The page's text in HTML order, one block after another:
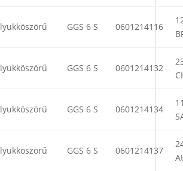
lyukköszörű GGS 6 S 0601214116
lyukköszörű GGS 6 S 0601214132
lyukköszörű GGS 6 S 0601214134
lyukköszörű GGS 6 S 0601214137